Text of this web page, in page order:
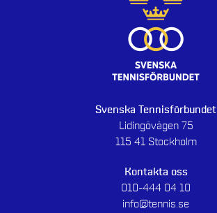
Svenska Tennisförbundet
Lidingövägen 75
115 41 Stockholm
Kontakta oss
010-444 04 10
info@tennis.se